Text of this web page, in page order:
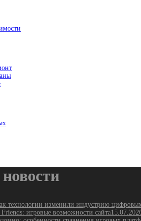
технологии изменили индустрию
игровые возможности сайта